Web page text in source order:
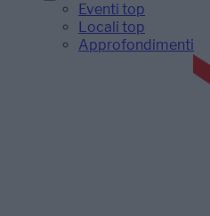
Eventi top
Locali top
Approfondimenti